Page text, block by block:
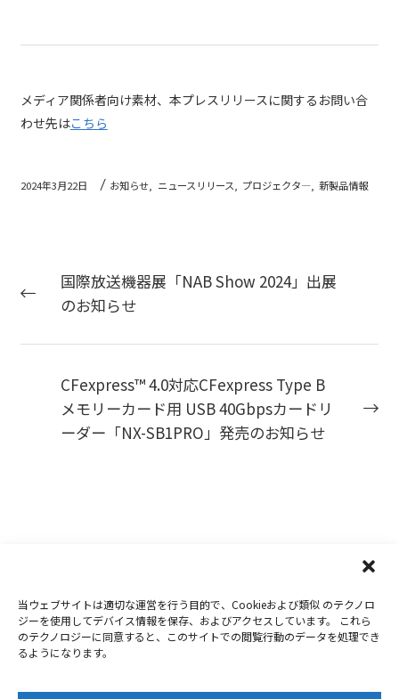
当ウェブサイトは適切な運営を行う目的で、Cookieおよび類似 のテクノロ
ジーを使用してデバイス情報を保存、およびアクセスしています。 これら
のテクノロジーに同意すると、このサイトでの閲覧行動のデータを処理でき
るようになります。
メディア関係者向け素材、本プレスリリースに関するお問い合
わせ先はこちら
2024年3月22日 お知らせ, ニュースリリース, プロジェクタ―, 新製品情報
国際放送機器展「NAB Show 2024」出展
のお知らせ
CFexpress™ 4.0対応CFexpress Type B
メモリーカード用 USB 40Gbpsカードリ
ーダー「NX-SB1PRO」発売のお知らせ
Copyright 2019-2026Nextorage
プライバシーポリシー
ウェブサイト利用条件